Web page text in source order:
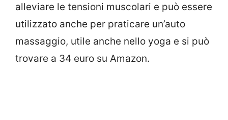
alleviare le tensioni muscolari e può essere
utilizzato anche per praticare un’auto
massaggio, utile anche nello yoga e si può
trovare a 34 euro su Amazon.